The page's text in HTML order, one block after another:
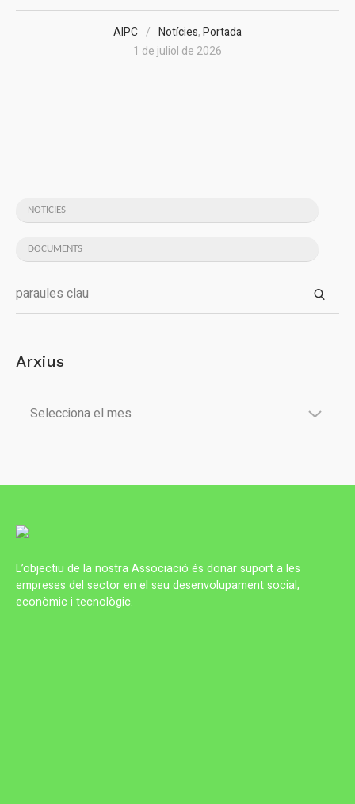
AIPC Notícies,Portada
1 de juliol de 2026
NOTICIES
DOCUMENTS
Arxius
L’objectiu de la nostra Associació és donar suport a les
empreses del sector en el seu desenvolupament social,
econòmic i tecnològic.